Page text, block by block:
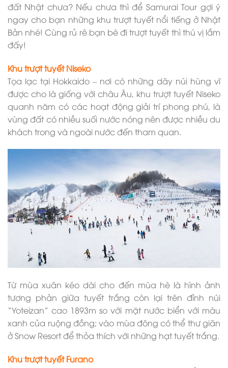
đất Nhật chưa? Nếu chưa thì để Samurai Tour gợi ý
ngay cho bạn những khu trượt tuyết nổi tiếng ở Nhật
Bản nhé! Cùng rủ rê bạn bè đi trượt tuyết thì thú vị lắm
đấy!
Khu trượt tuyết Niseko
Tọa lạc tại Hokkaido – nơi có những dãy núi hùng vĩ
được cho là giống với châu Âu, khu trượt tuyết Niseko
quanh năm có các hoạt động giải trí phong phú, là
vùng đất có nhiều suối nước nóng nên được nhiều du
khách trong và ngoài nước đến tham quan.
Từ mùa xuân kéo dài cho đến mùa hè là hình ảnh
tương phản giữa tuyết trắng còn lại trên đỉnh núi
“Yoteizan” cao 1893m so với mặt nước biển với màu
xanh của ruộng đồng; vào mùa đông có thể thư giãn
ở Snow Resort để thỏa thích với những hạt tuyết trắng.
Khu trượt tuyết Furano